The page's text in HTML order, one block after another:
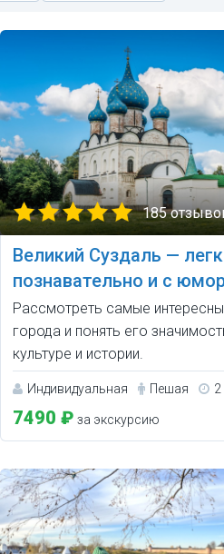
185
Великий Суздаль —
познавательно и с
Рассмотреть самые
города и понять его
культуре и истории.
Индивидуальная Пешая 2
7490 ₽ за экскурсию